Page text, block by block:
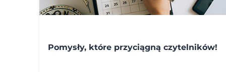
Pomysły, które przyciągną czytelników!